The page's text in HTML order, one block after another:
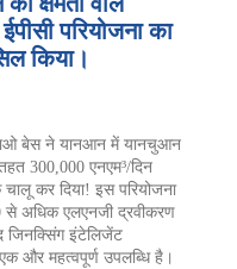
परियोजना का
किया।
बेस ने यानआन में यानचुआन
300,000 एनएम³/दिन
कर दिया! इस परियोजना
से अधिक एलएनजी द्रवीकरण
जिनक्सिंग इंटेलिजेंट
और महत्वपूर्ण उपलब्धि है।